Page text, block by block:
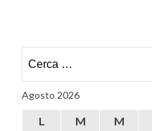
per:
Agosto 2026
L M M